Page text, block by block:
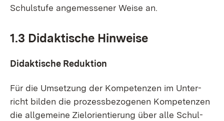
Schul­stu­fe an­ge­mes­se­ner Wei­se an.
1.3 Di­dak­ti­sche Hin­wei­se
Di­dak­ti­sche Re­duk­ti­on
Für die Um­set­zung der Kom­pe­ten­zen im Un­ter­
richt bil­den die pro­zess­be­zo­ge­nen Kom­pe­ten­zen
die all­ge­mei­ne Ziel­ori­en­tie­rung über al­le Schul­